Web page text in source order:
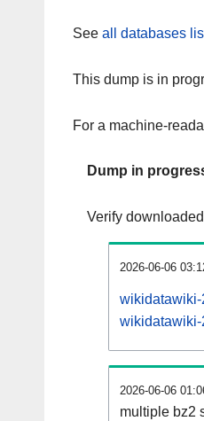
See all databases
This dump is in
For a machine-
Dump in
Verify
2026-06-06
wikidatawiki-
wikidatawiki-
2026-06-06
multiple bz2